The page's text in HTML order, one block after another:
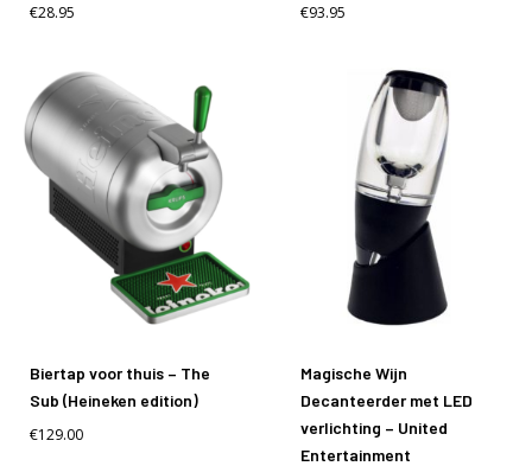
€28.95
€93.95
Biertap voor thuis – The
Sub (Heineken edition)
€129.00
Magische Wijn
Decanteerder met LED
verlichting – United
Entertainment